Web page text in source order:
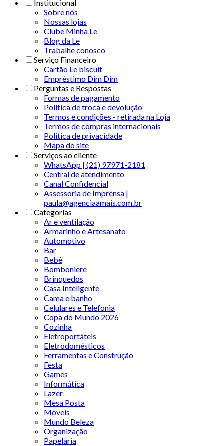
Institucional
Sobre nós
Nossas lojas
Clube Minha Le
Blog da Le
Trabalhe conosco
Serviço Financeiro
Cartão Le biscuit
Empréstimo Dim Dim
Perguntas e Respostas
Formas de pagamento
Política de troca e devolução
Termos e condições - retirada na Loja
Termos de compras internacionais
Politica de privacidade
Mapa do site
Serviços ao cliente
WhatsApp | (21) 97971-2181
Central de atendimento
Canal Confidencial
Assessoria de Imprensa |
paula@agenciaamais.com.br
Categorias
Ar e ventilação
Armarinho e Artesanato
Automotivo
Bar
Bebê
Bomboniere
Brinquedos
Casa Inteligente
Cama e banho
Celulares e Telefonia
Copa do Mundo 2026
Cozinha
Eletroportáteis
Eletrodomésticos
Ferramentas e Construção
Festa
Games
Informática
Lazer
Mesa Posta
Móveis
Mundo Beleza
Organização
Papelaria